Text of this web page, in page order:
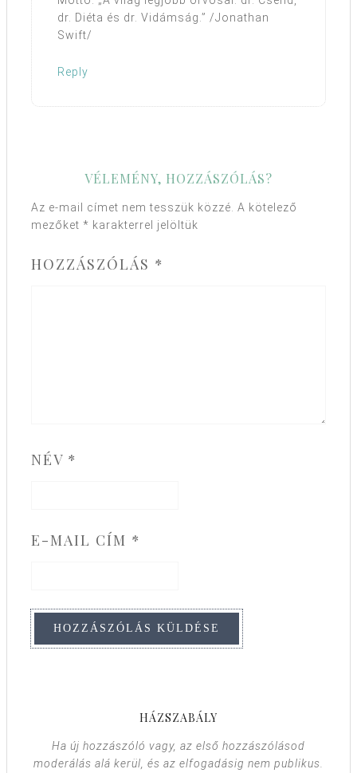
dr. Diéta és dr. Vidámság.” /Jonathan
Swift/
Reply
VÉLEMÉNY, HOZZÁSZÓLÁS?
Az e-mail címet nem tesszük közzé. A kötelező
mezőket * karakterrel jelöltük
HOZZÁSZÓLÁS *
NÉV *
E-MAIL CÍM *
HÁZSZABÁLY
Ha új hozzászóló vagy, az első hozzászólásod
moderálás alá kerül, és az elfogadásig nem publikus.